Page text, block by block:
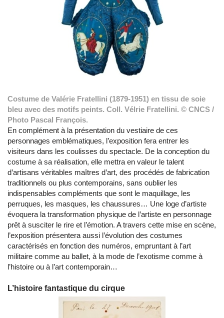
Costume de Valérie Fratellini (1879-1951) en tissu de soie
bleu avec des motifs peints. Coll. Vélrie Fratellini. © CNCS /
Photo Pascal François.
En complément à la présentation du vestiaire de ces
personnages emblématiques, l’exposition fera entrer les
visiteurs dans les coulisses du spectacle. De la conception du
costume à sa réalisation, elle mettra en valeur le talent
d’artisans véritables maîtres d’art, des procédés de fabrication
traditionnels ou plus contemporains, sans oublier les
indispensables compléments que sont le maquillage, les
perruques, les masques, les chaussures… Une loge d’artiste
évoquera la transformation physique de l’artiste en personnage
prêt à susciter le rire et l’émotion. A travers cette mise en scène,
l’exposition présentera aussi l’évolution des costumes
caractérisés en fonction des numéros, empruntant à l’art
militaire comme au ballet, à la mode de l’exotisme comme à
l’histoire ou à l’art contemporain…
L’histoire fantastique du cirque